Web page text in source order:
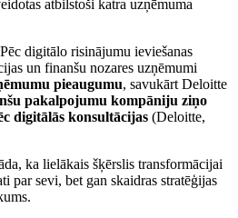
atbilstoši katra uzņēmuma
digitālo risinājumu ieviešanas
un finanšu nozares uzņēmumi
pieaugumu, savukārt Deloitte
pakalpojumu kompāniju ziņo
digitālās konsultācijas (Deloitte,
ka lielākais šķērslis transformācijai
par sevi, bet gan skaidras stratēģijas